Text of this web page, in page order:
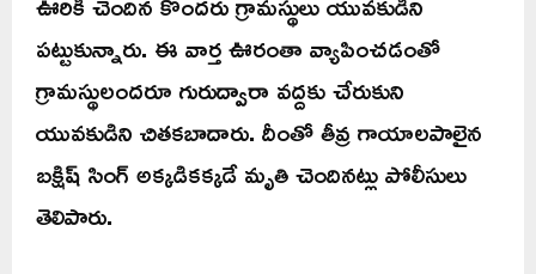
పట్టుకున్నారు. ఈ వార్త ఊరంతా వ్యాపించడంతో
గ్రామస్థులందరూ గురుద్వారా వద్దకు చేరుకుని
యువకుడిని చితకబాదారు. దీంతో తీవ్ర గాయాలపాలైన
బక్షిష్‌ సింగ్‌ అక్కడికక్కడే మృతి చెందినట్లు పోలీసులు
తెలిపారు.